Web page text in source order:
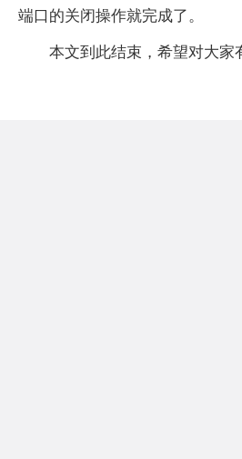
端口的关闭操作就完成了。
本文到此结束，希望对大家